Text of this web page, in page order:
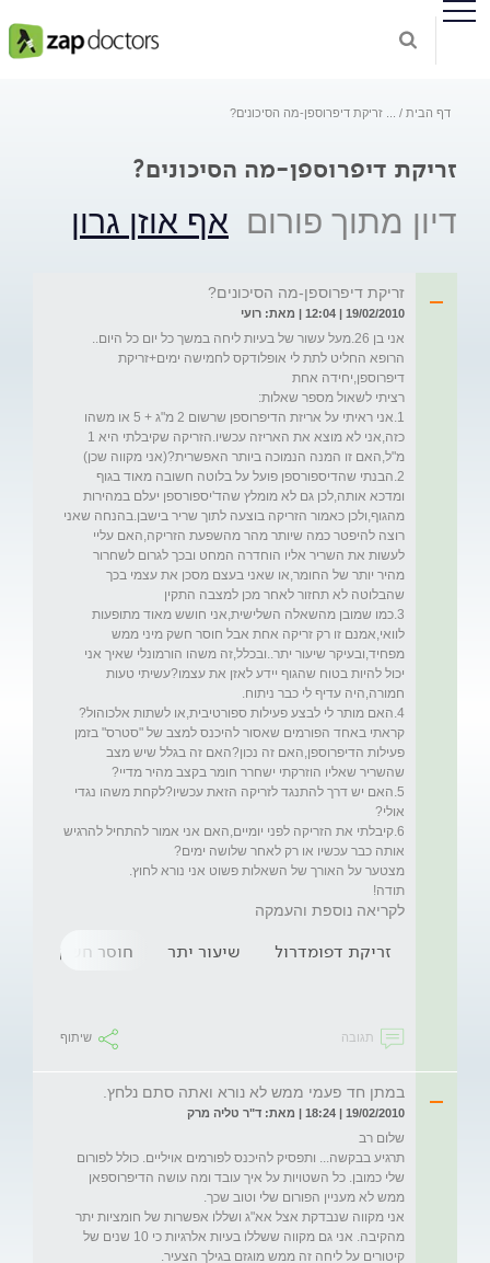
דף הבית זריקת דיפרוספן-מה הסיכונים?
זריקת דיפרוספן-מה הסיכונים?
דיון מתוך פורום אף אוזן גרון
זריקת דיפרוספן-מה הסיכונים?
19/02/2010 | 12:04 | מאת: רועי
הרופא החליט לתת לי אופלודקס לחמישה ימים+זריקת
1.אני ראיתי על אריזת הדיפרוספן שרשום 2 מ"ג + 5 או משהו
2.הבנתי שהדיספורספן פועל על בלוטה חשובה מאוד בגוף
ומדכא אותה,לכן גם לא מומלץ שהד'יספורספן יעלם במהירות
מהגוף,ולכן כאמור הזריקה בוצעה לתוך שריר בישבן.בהנחה שאני
רוצה להיפטר כמה שיותר מהר מהשפעת הזריקה,האם עליי
לעשות את השריר אליו הוחדרה המחט ובכך לגרום לשחרור
מהיר יותר של החומר,או שאני בעצם מסכן את עצמי בכך
3.כמו שמובן מהשאלה השלישית,אני חושש מאוד מתופעות
לוואי,אמנם זו רק זריקה אחת אבל חוסר חשק מיני ממש
מפחיד,ובעיקר שיעור יתר..ובכלל,זה משהו הורמונלי שאיך אני
יכול להיות בטוח שהגוף יידע לאזן את עצמו?עשיתי טעות
קראתי באחד הפורמים שאסור להיכנס למצב של "סטרס" בזמן
פעילות הדיפרוספן,האם זה נכון?האם זה בגלל שיש מצב
5.האם יש דרך להתנגד לזריקה הזאת עכשיו?לקחת משהו נגדי
6.קיבלתי את הזריקה לפני יומיים,האם אני אמור להתחיל להרגיש
תודה!
לקריאה נוספת והעמקה
זריקת דפומדרול שיעור יתר חוסר חשק מיני
תגובה שיתוף
במתן חד פעמי ממש לא נורא ואתה סתם נלחץ.
19/02/2010 | 18:24 | מאת: ד"ר טליה מרק
תרגיע בבקשה... ותפסיק להיכנס לפורמים אויליים. כולל לפורום
שלי כמובן. כל השטויות על איך עובד ומה עושה הדיפרוספאן
אני מקווה שנבדקת אצל אא"ג ושללו אפשרות של חומציות יתר
מהקיבה. אני גם מקווה ששללו בעיות אלרגיות כי 10 שנים של